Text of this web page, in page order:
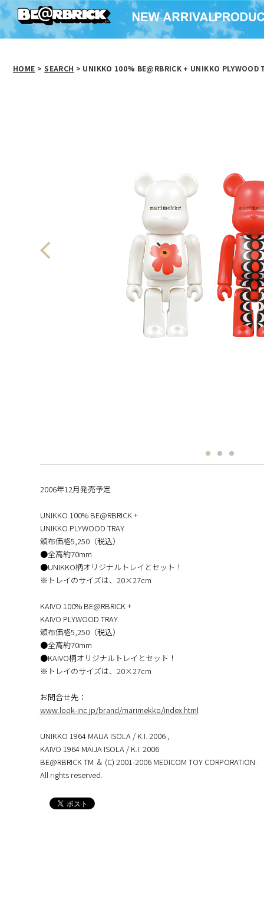
HOME > SEARCH > UNIKKO 100% BE@RBRICK + UNIKKO
2006年12月発売予定
UNIKKO 100% BE@RBRICK +
UNIKKO PLYWOOD TRAY
頒布価格5,250（税込）
●全高約70mm
●UNIKKO柄オリジナルトレイとセット！
※トレイのサイズは、20×27cm
KAIVO 100% BE@RBRICK +
KAIVO PLYWOOD TRAY
頒布価格5,250（税込）
●全高約70mm
●KAIVO柄オリジナルトレイとセット！
※トレイのサイズは、20×27cm
お問合せ先：
www.look-inc.jp/brand/marimekko/index.html
UNIKKO 1964 MAIJA ISOLA / K.I. 2006 ,
KAIVO 1964 MAIJA ISOLA / K.I. 2006
BE@RBRICK TM ＆ (C) 2001-2006 MEDICOM TOY CORPORATION.
All rights reserved.